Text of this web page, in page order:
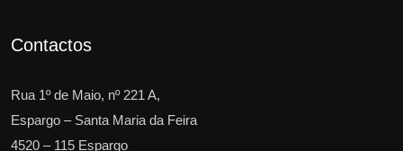
Contactos
Rua 1º de Maio, nº 221 A,
Espargo – Santa Maria da Feira
4520 – 115 Espargo